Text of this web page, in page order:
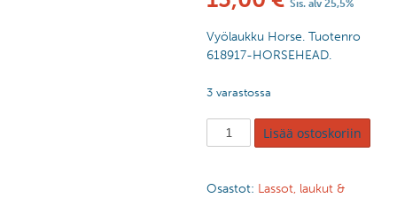
Sis. alv 25,5%
Vyölaukku Horse. Tuotenro
618917-HORSEHEAD.
3 varastossa
Lisää ostoskoriin
Osastot: Lassot, laukut &